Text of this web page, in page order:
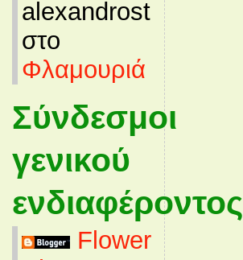
alexandrost
στο
Φλαμουριά
Σύνδεσμοι
γενικού
ενδιαφέροντος
Flower